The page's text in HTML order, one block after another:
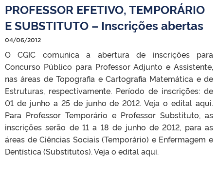
TELEFONES
PROFESSOR EFETIVO, TEMPORÁRIO
E SUBSTITUTO – Inscrições abertas
04/06/2012
O CGIC comunica a abertura de inscrições para
Concurso Público para Professor Adjunto e Assistente,
nas áreas de Topografia e Cartografia Matemática e de
Estruturas, respectivamente. Período de inscrições: de
01 de junho a 25 de junho de 2012. Veja o edital aqui.
Para Professor Temporário e Professor Substituto, as
inscrições serão de 11 a 18 de junho de 2012, para as
áreas de Ciências Sociais (Temporário) e Enfermagem e
Dentística (Substitutos). Veja o edital aqui.